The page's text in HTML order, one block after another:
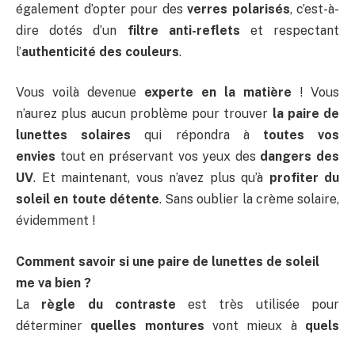
également d’opter pour des verres polarisés, c’est-à-
dire dotés d’un filtre anti-reflets et respectant
l’authenticité des couleurs.
Vous voilà devenue experte en la matière ! Vous
n’aurez plus aucun problème pour trouver la paire de
lunettes solaires qui répondra à toutes vos
envies tout en préservant vos yeux des dangers des
UV. Et maintenant, vous n’avez plus qu’à profiter du
soleil en toute détente. Sans oublier la crème solaire,
évidemment !
Comment savoir si une paire de lunettes de soleil
me va bien ?
La règle du contraste est très utilisée pour
déterminer quelles montures vont mieux à quels